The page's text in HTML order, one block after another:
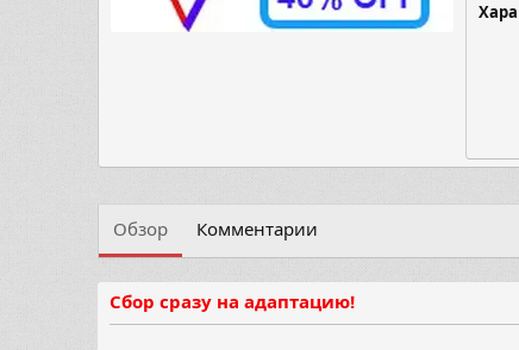
Обзор Комментарии
Сбор сразу на адаптацию!